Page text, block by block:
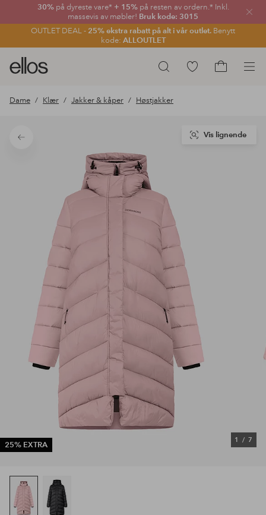
30% på dyreste vare* + 15%på resten av ordern.* Inkl.
massevis av møbler! Bruk kode: 3015
OUTLET DEAL - 25% ekstra rabatt på alt i vår outlet. Benytt
kode: ALLOUTLET
Lukk
Søk
Ellos
logo
gå
forsiden
Gå
Dame Klær Jakker & kåper Høstjakker
Tilbake
25% EXTRA
1 / 7
Vis lignende